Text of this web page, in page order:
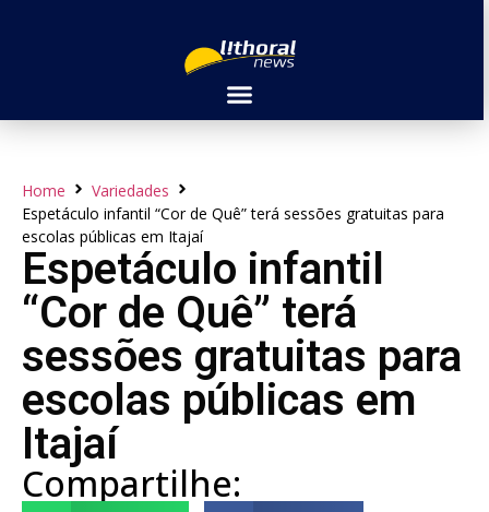
Home
Variedades
Espetáculo infantil “Cor de Quê” terá sessões gratuitas para
escolas públicas em Itajaí
Espetáculo infantil
“Cor de Quê” terá
sessões gratuitas para
escolas públicas em
Itajaí
Compartilhe: